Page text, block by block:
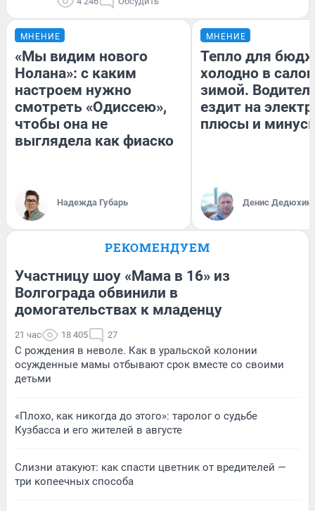
МНЕНИЕ
«Мы видим нового
Нолана»: с каким
настроем нужно
смотреть «Одиссею»,
чтобы она не
выглядела как фиаско
Надежда Губарь
МНЕНИЕ
Тепло для
холодно в
зимой.
ездит на
плюсы и
Денис Дедюхин
РЕКОМЕНДУЕМ
Участницу шоу «Мама в 16» из
Волгограда обвинили в
домогательствах к младенцу
21 час 18 405 27
С рождения в неволе. Как в уральской колонии
осужденные мамы отбывают срок вместе со своими
детьми
«Плохо, как никогда до этого»: таролог о судьбе
Кузбасса и его жителей в августе
Слизни атакуют: как спасти цветник от вредителей —
три копеечных способа